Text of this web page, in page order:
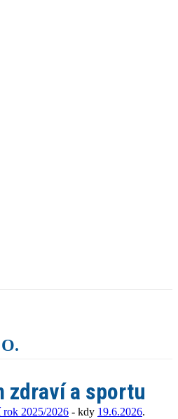
zdraví a sportu
rok 2025/2026 - kdy 19.6.2026.